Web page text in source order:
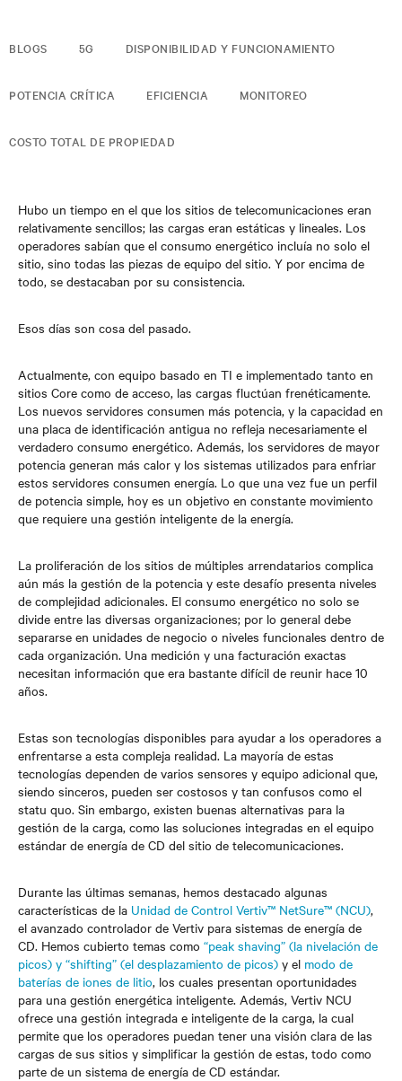
BLOGS 5G DISPONIBILIDAD Y FUNCIONAMIENTO
POTENCIA CRÍTICA EFICIENCIA MONITOREO
COSTO TOTAL DE PROPIEDAD
Hubo un tiempo en el que los sitios de telecomunicaciones eran
relativamente sencillos; las cargas eran estáticas y lineales. Los
operadores sabían que el consumo energético incluía no solo el
sitio, sino todas las piezas de equipo del sitio. Y por encima de
todo, se destacaban por su consistencia.
Esos días son cosa del pasado.
Actualmente, con equipo basado en TI e implementado tanto en
sitios Core como de acceso, las cargas fluctúan frenéticamente.
Los nuevos servidores consumen más potencia, y la capacidad en
una placa de identificación antigua no refleja necesariamente el
verdadero consumo energético. Además, los servidores de mayor
potencia generan más calor y los sistemas utilizados para enfriar
estos servidores consumen energía. Lo que una vez fue un perfil
de potencia simple, hoy es un objetivo en constante movimiento
que requiere una gestión inteligente de la energía.
La proliferación de los sitios de múltiples arrendatarios complica
aún más la gestión de la potencia y este desafío presenta niveles
de complejidad adicionales. El consumo energético no solo se
divide entre las diversas organizaciones; por lo general debe
separarse en unidades de negocio o niveles funcionales dentro de
cada organización. Una medición y una facturación exactas
necesitan información que era bastante difícil de reunir hace 10
años.
Estas son tecnologías disponibles para ayudar a los operadores a
enfrentarse a esta compleja realidad. La mayoría de estas
tecnologías dependen de varios sensores y equipo adicional que,
siendo sinceros, pueden ser costosos y tan confusos como el
statu quo. Sin embargo, existen buenas alternativas para la
gestión de la carga, como las soluciones integradas en el equipo
estándar de energía de CD del sitio de telecomunicaciones.
Durante las últimas semanas, hemos destacado algunas
características de la Unidad de Control Vertiv™ NetSure™ (NCU),
el avanzado controlador de Vertiv para sistemas de energía de
CD. Hemos cubierto temas como “peak shaving” (la nivelación de
picos) y “shifting” (el desplazamiento de picos) y el modo de
baterías de iones de litio, los cuales presentan oportunidades
para una gestión energética inteligente. Además, Vertiv NCU
ofrece una gestión integrada e inteligente de la carga, la cual
permite que los operadores puedan tener una visión clara de las
cargas de sus sitios y simplificar la gestión de estas, todo como
parte de un sistema de energía de CD estándar.